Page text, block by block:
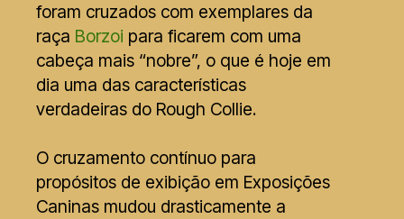
foram cruzados com exemplares da
raça Borzoi para ficarem com uma
cabeça mais “nobre”, o que é hoje em
dia uma das características
verdadeiras do Rough Collie.
O cruzamento contínuo para
propósitos de exibição em Exposições
Caninas mudou drasticamente a